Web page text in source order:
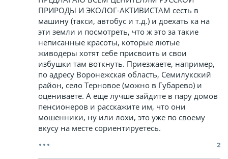
ПРИРОДЫ И ЭКОЛОГ-АКТИВИСТАМ сесть в
машину (такси, автобус и т.д.) и доехать ка на
эти земли и посмотреть, что ж это за такие
неписанные красоты, которые лютые
живодеры хотят себе присвоить и свои
избушки там воткнуть. Приезжаете, например,
по адресу Воронежская область, Семилукский
район, село Терновое (можно в Губарево) и
оцениваете. А еще лучше зайдите в пару домов
пенсионеров и расскажите им, что они
мошенники, ну или лохи, это уже по своему
вкусу на месте сориентируетесь.
2